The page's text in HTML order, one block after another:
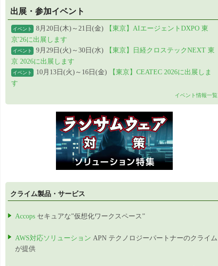
出展・参加イベント
イベント 8月20日(木)～21日(金)
【東京】AIエージェントDXPO 東
京'26に出展します
イベント 9月29日(火)～30日(水)
【東京】日経クロステックNEXT 東
京 2026に出展します
イベント 10月13日(火)～16日(金)
【東京】CEATEC 2026に出展しま
す
イベント情報一覧
クライム製品・サービス
Accops セキュアな”仮想化ワークスペース”
AWS対応ソリューション APN テクノロジーパートナーのクライム
が提供